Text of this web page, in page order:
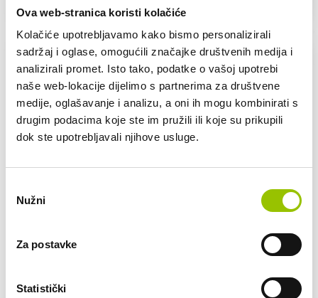
Ova web-stranica koristi kolačiće
Kolačiće upotrebljavamo kako bismo personalizirali
sadržaj i oglase, omogućili značajke društvenih medija i
analizirali promet. Isto tako, podatke o vašoj upotrebi
naše web-lokacije dijelimo s partnerima za društvene
medije, oglašavanje i analizu, a oni ih mogu kombinirati s
drugim podacima koje ste im pružili ili koje su prikupili
dok ste upotrebljavali njihove usluge.
pristanka
Nužni
Za postavke
Statistički